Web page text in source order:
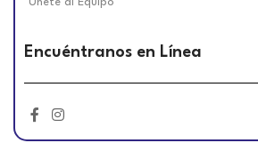
Encuéntranos en Línea